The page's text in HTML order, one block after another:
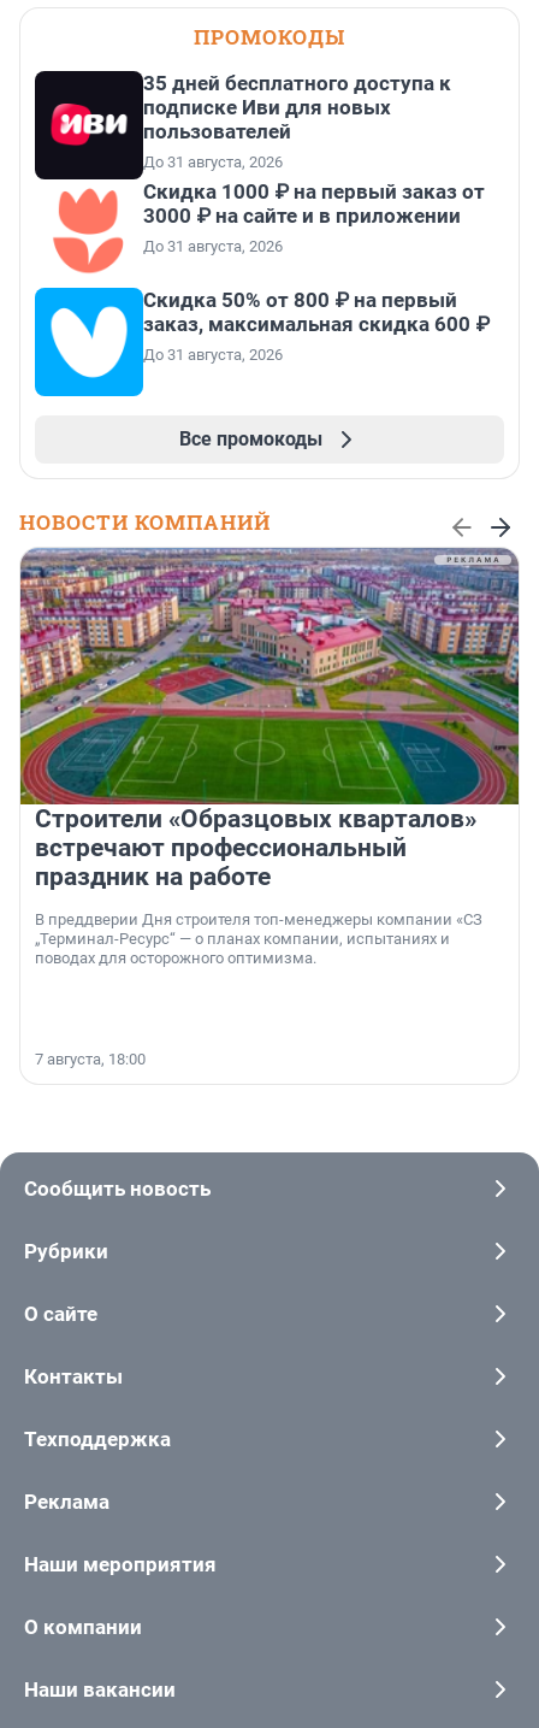
ПРОМОКОДЫ
35 дней бесплатного доступа к
подписке Иви для новых
пользователей
До 31 августа, 2026
Скидка 1000 ₽ на первый заказ от
3000 ₽ на сайте и в приложении
До 31 августа, 2026
Скидка 50% от 800 ₽ на первый
заказ, максимальная скидка 600 ₽
До 31 августа, 2026
Все промокоды
НОВОСТИ КОМПАНИЙ
Строители «Образцовых кварталов»
встречают профессиональный
праздник на работе
В преддверии Дня строителя топ-менеджеры компании «СЗ
„Терминал-Ресурс“ — о планах компании, испытаниях и
поводах для осторожного оптимизма.
7 августа, 18:00
Сообщить новость
Рубрики
О сайте
Контакты
Техподдержка
Реклама
Наши мероприятия
О компании
Наши вакансии